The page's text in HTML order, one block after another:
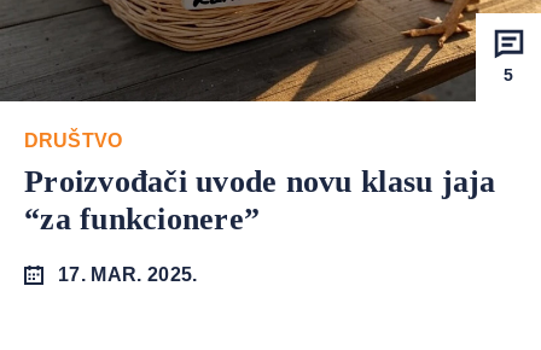
5
DRUŠTVO
Proizvođači uvode novu klasu jaja
“za funkcionere”
17. MAR. 2025.